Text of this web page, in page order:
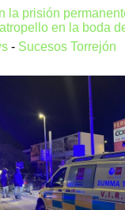
la prisión
en la boda
- Sucesos Torrejón